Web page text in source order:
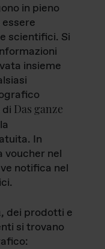
in pieno
scientifici. Si
insieme
Das ganze
In
voucher nel
notifica nel
, dei prodotti e
si trovano